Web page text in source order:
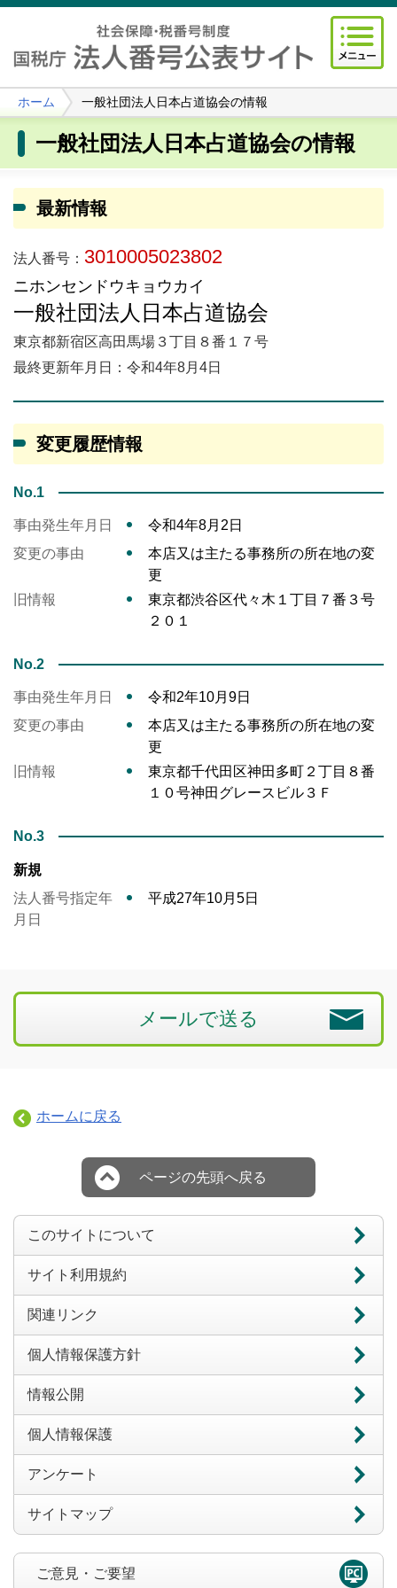
ホーム 一般社団法人日本占道協会の情報
一般社団法人日本占道協会の情報
最新情報
法人番号： 3010005023802
ニホンセンドウキョウカイ
一般社団法人日本占道協会
東京都新宿区高田馬場３丁目８番１７号
最終更新年月日：令和4年8月4日
変更履歴情報
No.1
事由発生年月日
令和4年8月2日
変更の事由
本店又は主たる事務所の所在地の変
更
旧情報
東京都渋谷区代々木１丁目７番３号
２０１
No.2
事由発生年月日
令和2年10月9日
変更の事由
本店又は主たる事務所の所在地の変
更
旧情報
東京都千代田区神田多町２丁目８番
１０号神田グレースビル３Ｆ
No.3
新規
法人番号指定年
月日
平成27年10月5日
メールで送る
ホームに戻る
ページの先頭へ戻る
このサイトについて
サイト利用規約
関連リンク
個人情報保護方針
情報公開
個人情報保護
アンケート
サイトマップ
ご意見・ご要望